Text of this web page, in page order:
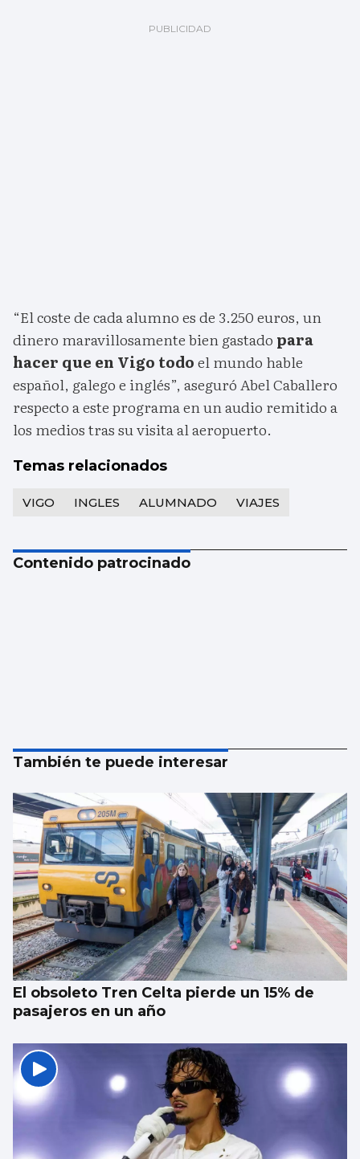
“El coste de cada alumno es de 3.250 euros, un
dinero maravillosamente bien gastado para
hacer que en Vigo todoel mundo hable
español, galego e inglés”, aseguró Abel Caballero
respecto a este programa en un audio remitido a
los medios tras su visita al aeropuerto.
Temas relacionados
VIGO INGLES ALUMNADO VIAJES
Contenido patrocinado
También te puede interesar
El obsoleto Tren Celta pierde un 15% de
pasajeros en un año